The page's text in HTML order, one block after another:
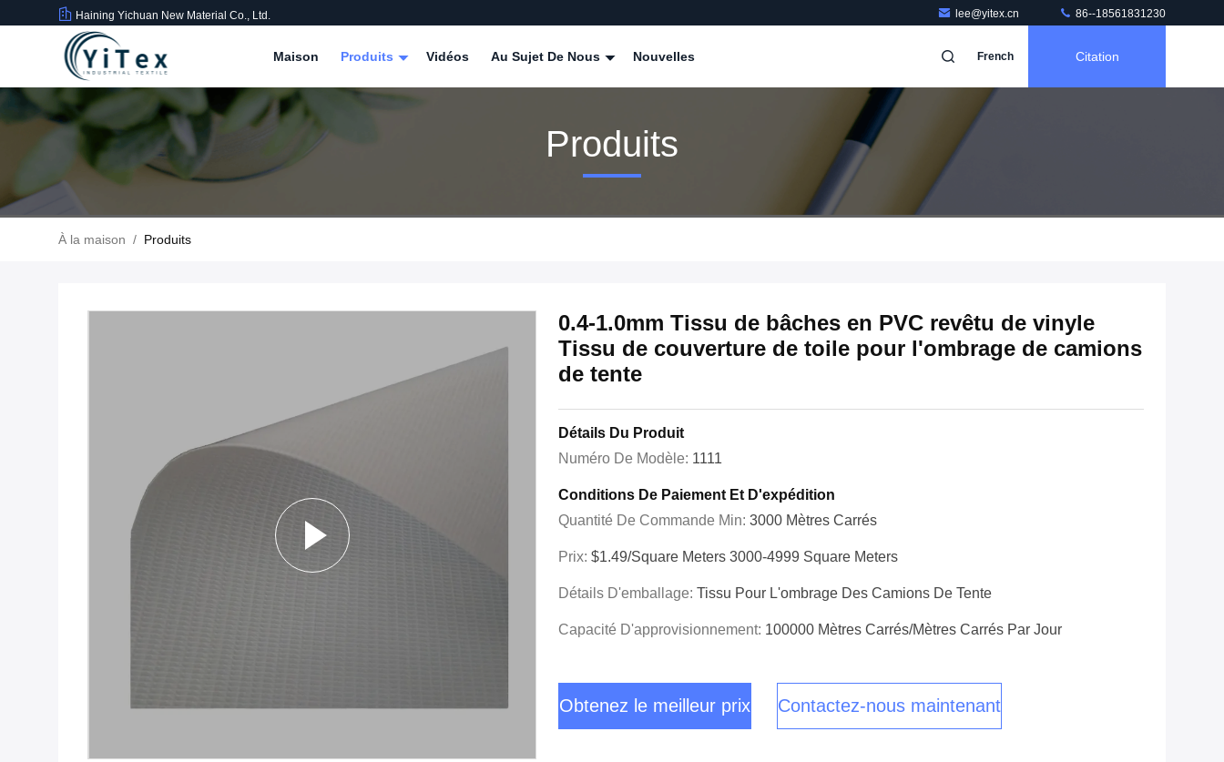
Haining Yichuan New Material Co., Ltd. lee@yitex.cn 86--18561831230
Maison Produits Vidéos Au Sujet De Nous Nouvelles French Citation
Produits
À la maison / Produits
0.4-1.0mm Tissu de bâches en PVC revêtu de vinyle
Tissu de couverture de toile pour l'ombrage de camions
de tente
Détails Du Produit
Numéro De Modèle: 1111
Conditions De Paiement Et D'expédition
Quantité De Commande Min: 3000 Mètres Carrés
Prix: $1.49/square Meters 3000-4999 Square Meters
Détails D'emballage: Tissu Pour L'ombrage Des Camions De Tente
Capacité D'approvisionnement: 100000 Mètres Carrés/mètres Carrés Par Jour
Obtenez le meilleur prix Contactez-nous maintenant